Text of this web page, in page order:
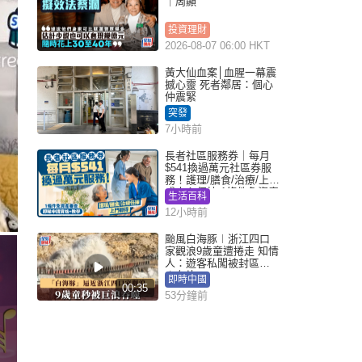
投資理財
2026-08-07 06:00 HKT
黃大仙血案│血腥一幕震
撼心靈 死者鄰居：個心
仲震緊
突發
7小時前
長者社區服務券｜每月
$541換過萬元社區券服
務！護理/膳食/治療/上門
或中心任揀 1條件免資產
審查（附申請資格及教
學）
生活百科
12小時前
00:35
颱風白海豚︱浙江四口
家觀浪9歲童遭捲走 知情
人：遊客私闖被封區域
︱有片
即時中國
53分鐘前